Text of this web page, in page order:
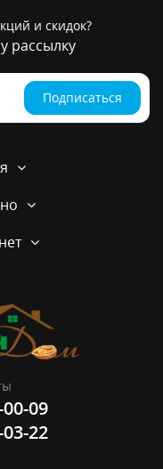
и скидок?
рассылку
Подписаться
09
22